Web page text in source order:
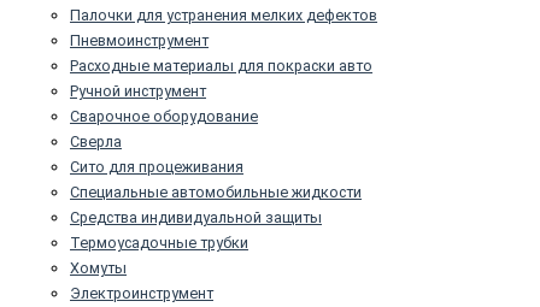
Палочки для устранения мелких дефектов
Пневмоинструмент
Расходные материалы для покраски авто
Ручной инструмент
Сварочное оборудование
Сверла
Сито для процеживания
Специальные автомобильные жидкости
Средства индивидуальной защиты
Термоусадочные трубки
Хомуты
Электроинструмент